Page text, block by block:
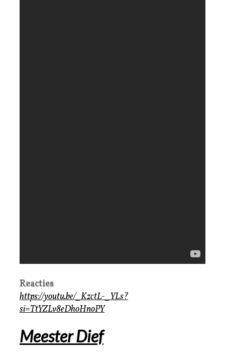
Reacties
https://youtu.be/_KzctL-_YLs?
si=TtYZLv8eDhoHnoPY
Meester Dief